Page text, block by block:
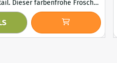
Frosch
ist ein schönes
das in der Nähe eines
im Garten perfekt